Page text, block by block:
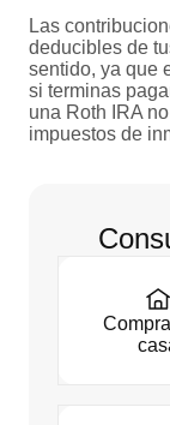
Las
deducibles de
sentido, ya que
si terminas
una Roth IRA
impuestos de